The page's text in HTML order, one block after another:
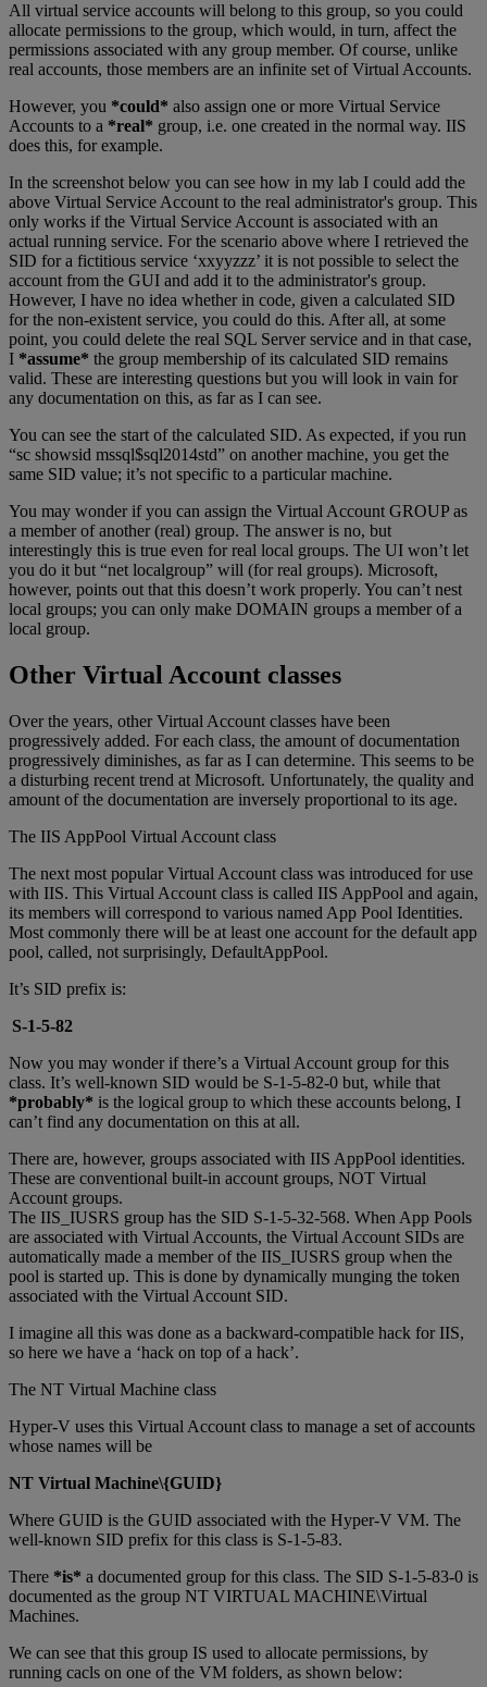
All virtual service accounts will belong to this group, so you could
allocate permissions to the group, which would, in turn, affect the
permissions associated with any group member. Of course, unlike
real accounts, those members are an infinite set of Virtual Accounts.
However, you *could* also assign one or more Virtual Service
Accounts to a *real* group, i.e. one created in the normal way. IIS
does this, for example.
In the screenshot below you can see how in my lab I could add the
above Virtual Service Account to the real administrator's group. This
only works if the Virtual Service Account is associated with an
actual running service. For the scenario above where I retrieved the
SID for a fictitious service ‘xxyyzzz’ it is not possible to select the
account from the GUI and add it to the administrator's group.
However, I have no idea whether in code, given a calculated SID
for the non-existent service, you could do this. After all, at some
point, you could delete the real SQL Server service and in that case,
I *assume* the group membership of its calculated SID remains
valid. These are interesting questions but you will look in vain for
any documentation on this, as far as I can see.
You can see the start of the calculated SID. As expected, if you run
“sc showsid mssql$sql2014std” on another machine, you get the
same SID value; it’s not specific to a particular machine.
You may wonder if you can assign the Virtual Account GROUP as
a member of another (real) group. The answer is no, but
interestingly this is true even for real local groups. The UI won’t let
you do it but “net localgroup” will (for real groups). Microsoft,
however, points out that this doesn’t work properly. You can’t nest
local groups; you can only make DOMAIN groups a member of a
local group.
Other Virtual Account classes
Over the years, other Virtual Account classes have been
progressively added. For each class, the amount of documentation
progressively diminishes, as far as I can determine. This seems to be
a disturbing recent trend at Microsoft. Unfortunately, the quality and
amount of the documentation are inversely proportional to its age.
The IIS AppPool Virtual Account class
The next most popular Virtual Account class was introduced for use
with IIS. This Virtual Account class is called IIS AppPool and again,
its members will correspond to various named App Pool Identities.
Most commonly there will be at least one account for the default app
pool, called, not surprisingly, DefaultAppPool.
It’s SID prefix is:
S-1-5-82
Now you may wonder if there’s a Virtual Account group for this
class. It’s well-known SID would be S-1-5-82-0 but, while that
*probably* is the logical group to which these accounts belong, I
can’t find any documentation on this at all.
There are, however, groups associated with IIS AppPool identities.
These are conventional built-in account groups, NOT Virtual
Account groups.
The IIS_IUSRS group has the SID S-1-5-32-568. When App Pools
are associated with Virtual Accounts, the Virtual Account SIDs are
automatically made a member of the IIS_IUSRS group when the
pool is started up. This is done by dynamically munging the token
associated with the Virtual Account SID.
I imagine all this was done as a backward-compatible hack for IIS,
so here we have a ‘hack on top of a hack’.
The NT Virtual Machine class
Hyper-V uses this Virtual Account class to manage a set of accounts
whose names will be
NT Virtual Machine\{GUID}
Where GUID is the GUID associated with the Hyper-V VM. The
well-known SID prefix for this class is S-1-5-83.
There *is* a documented group for this class. The SID S-1-5-83-0 is
documented as the group NT VIRTUAL MACHINE\Virtual
Machines.
We can see that this group IS used to allocate permissions, by
running cacls on one of the VM folders, as shown below: